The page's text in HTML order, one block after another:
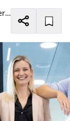
Process and Application Manager mit Schwerpunkt Engineering Tools (m/w/d)